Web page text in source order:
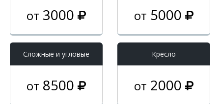
от 3000 от 5000
Cложные и угловые
от 8500
Кресло
от 2000